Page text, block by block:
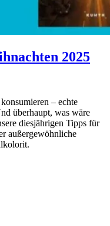
2025
– echte
überhaupt, was wäre
diesjährigen Tipps für
außergewöhnliche